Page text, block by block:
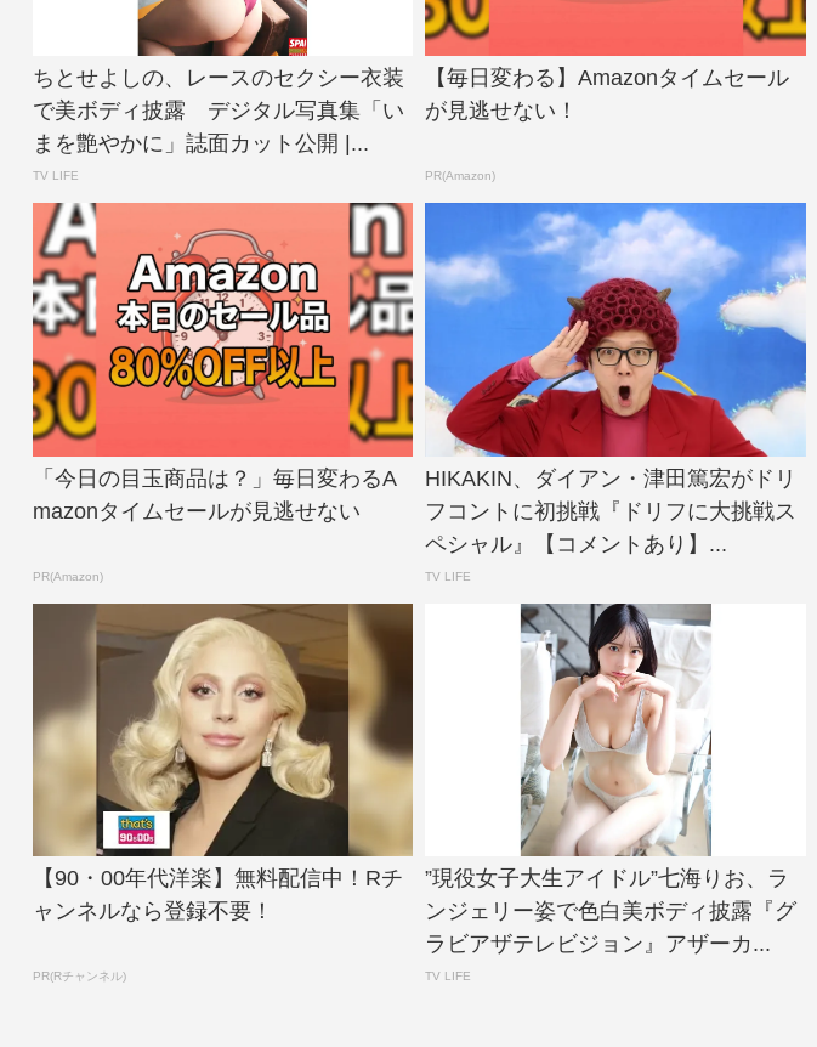
ちとせよしの、レースのセクシー衣装
で美ボディ披露 デジタル写真集「い
まを艶やかに」誌面カット公開 |...
TV LIFE
【毎日変わる】Amazonタイムセール
が見逃せない！
PR(Amazon)
「今日の目玉商品は？」毎日変わるA
mazonタイムセールが見逃せない
PR(Amazon)
HIKAKIN、ダイアン・津田篤宏がドリ
フコントに初挑戦『ドリフに大挑戦ス
ペシャル』【コメントあり】...
TV LIFE
【90・00年代洋楽】無料配信中！Rチ
ャンネルなら登録不要！
PR(Rチャンネル)
”現役女子大生アイドル”七海りお、ラ
ンジェリー姿で色白美ボディ披露『グ
ラビアザテレビジョン』アザーカ...
TV LIFE